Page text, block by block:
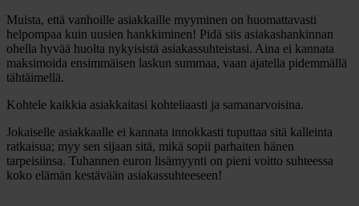
Muista, että vanhoille asiakkaille myyminen on huomattavasti
helpompaa kuin uusien hankkiminen! Pidä siis asiakashankinnan
ohella hyvää huolta nykyisistä asiakassuhteistasi. Aina ei kannata
maksimoida ensimmäisen laskun summaa, vaan ajatella pidemmällä
tähtäimellä.
Kohtele kaikkia asiakkaitasi kohteliaasti ja samanarvoisina.
Jokaiselle asiakkaalle ei kannata innokkasti tuputtaa sitä kalleinta
ratkaisua; myy sen sijaan sitä, mikä sopii parhaiten hänen
tarpeisiinsa. Tuhannen euron lisämyynti on pieni voitto suhteessa
koko elämän kestävään asiakassuhteeseen!